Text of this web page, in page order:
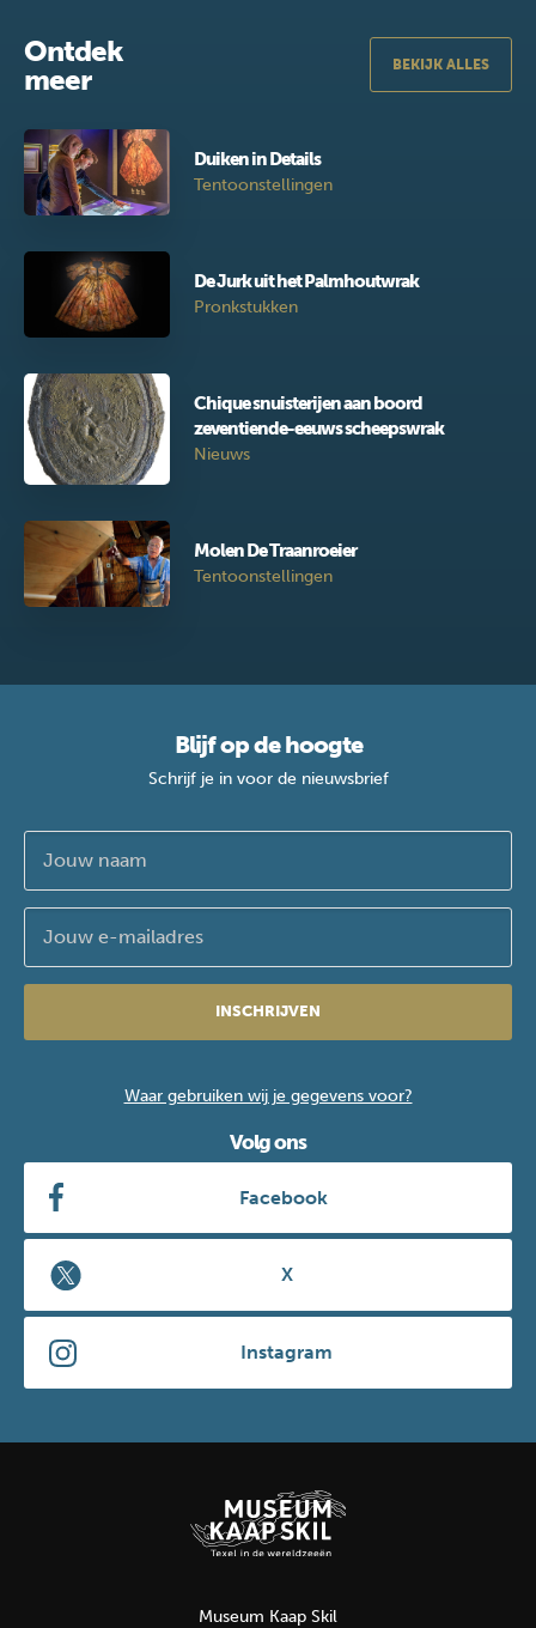
Ontdek
meer
BEKIJK ALLES
Duiken in Details
Tentoonstellingen
De Jurk uit het Palmhoutwrak
Pronkstukken
Chique snuisterijen aan boord
zeventiende-eeuws scheepswrak
Nieuws
Molen De Traanroeier
Tentoonstellingen
Blijf op de hoogte
Schrijf je in voor de nieuwsbrief
INSCHRIJVEN
Waar gebruiken wij je gegevens voor?
Volg ons
Facebook
X
Instagram
Museum Kaap Skil